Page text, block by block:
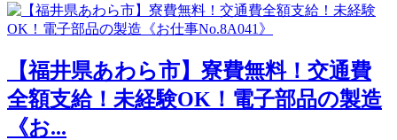
【福井県あわら市】寮費無料！交通費
全額支給！未経験OK！電子部品の製造
《お...